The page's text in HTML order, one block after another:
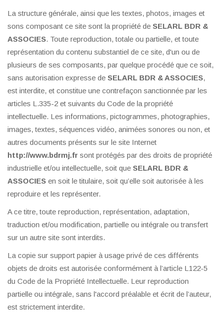
La structure générale, ainsi que les textes, photos, images et
sons composant ce site sont la propriété de SELARL BDR &
ASSOCIES. Toute reproduction, totale ou partielle, et toute
représentation du contenu substantiel de ce site, d'un ou de
plusieurs de ses composants, par quelque procédé que ce soit,
sans autorisation expresse de SELARL BDR & ASSOCIES,
est interdite, et constitue une contrefaçon sanctionnée par les
articles L.335-2 et suivants du Code de la propriété
intellectuelle. Les informations, pictogrammes, photographies,
images, textes, séquences vidéo, animées sonores ou non, et
autres documents présents sur le site Internet
http://www.bdrmj.fr sont protégés par des droits de propriété
industrielle et/ou intellectuelle, soit que SELARL BDR &
ASSOCIES en soit le titulaire, soit qu’elle soit autorisée à les
reproduire et les représenter.
A ce titre, toute reproduction, représentation, adaptation,
traduction et/ou modification, partielle ou intégrale ou transfert
sur un autre site sont interdits.
La copie sur support papier à usage privé de ces différents
objets de droits est autorisée conformément à l’article L122-5
du Code de la Propriété Intellectuelle. Leur reproduction
partielle ou intégrale, sans l'accord préalable et écrit de l’auteur,
est strictement interdite.